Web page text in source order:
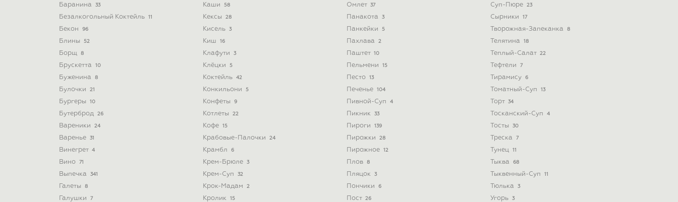
Баранина 33
Безалкогольный Коктейль 11
Бекон 96
Блины 52
Борщ 8
Брускетта 10
Буженина 8
Булочки 21
Бургеры 10
Бутерброд 26
Вареники 24
Варенье 31
Винегрет 4
Вино 71
Выпечка 341
Галеты 8
Галушки 7
Каши 58
Кексы 28
Кисель 3
Киш 16
Клафути 3
Клёцки 5
Коктейль 42
Конкильони 5
Конфеты 9
Котлеты 22
Кофе 15
Крабовые-Палочки 24
Крамбл 6
Крем-Брюле 3
Крем-Суп 32
Крок-Мадам 2
Кролик 15
Омлет 37
Панакота 3
Панкейки 5
Пахлава 2
Паштет 10
Пельмени 15
Песто 13
Печенье 104
Пивной-Суп 4
Пикник 33
Пироги 139
Пирожки 28
Пирожное 12
Плов 8
Пляцок 3
Пончики 6
Пост 26
Суп-Пюре 23
Сырники 17
Творожная-Запеканка 8
Телятина 18
Теплый-Салат 22
Тефтели 7
Тирамису 6
Томатный-Суп 13
Торт 34
Тосканский-Суп 4
Тосты 30
Треска 7
Тунец 11
Тыква 68
Тыквенный-Суп 11
Тюлька 3
Угорь 3